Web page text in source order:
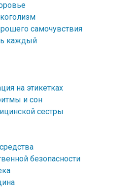
самочувствия
каждый
на этикетках
и сон
сестры
безопасности